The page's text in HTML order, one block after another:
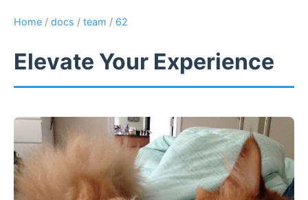
Home / docs / team / 62
Elevate Your Experience